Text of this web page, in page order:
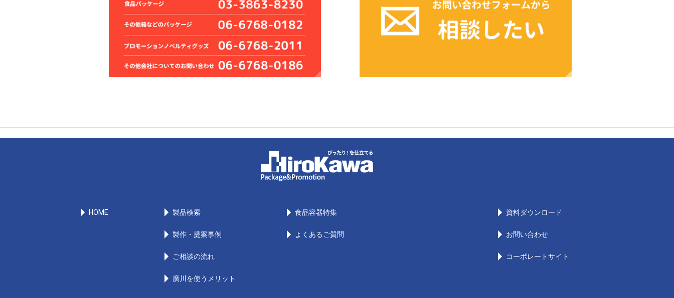
HOME 製品検索
製作・提案事例
ご相談の流れ
廣川を使うメリット
食品容器特集
よくあるご質問
資料ダウンロード
お問い合わせ
コーポレートサイト